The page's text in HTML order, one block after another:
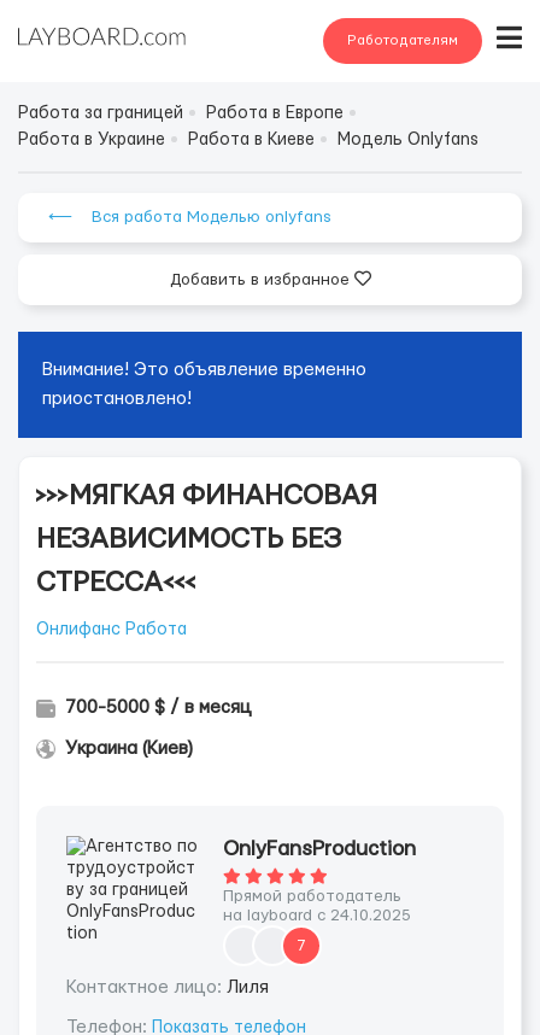
Работодателям
Работа за границей
Работа в Европе
Работа в Украине
Работа в Киеве Модель Onlyfans
⟵ Вся работа Моделью onlyfans
Добавить в избранное
Внимание! Это объявление временно
приостановлено!
>>>МЯГКАЯ ФИНАНСОВАЯ
НЕЗАВИСИМОСТЬ БЕЗ
СТРЕССА<<<
Онлифанс Работа
700-5000 $ / в месяц
Украина (Киев)
OnlyFansProduction
Прямой работодатель
на layboard с 24.10.2025
7
Контактное лицо: Лиля
Телефон: Показать телефон